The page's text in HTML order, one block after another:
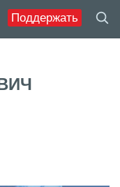
Поддержать